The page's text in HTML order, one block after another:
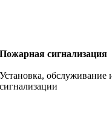
Пожарная сигнализация
Установка, обслуживание
сигнализации